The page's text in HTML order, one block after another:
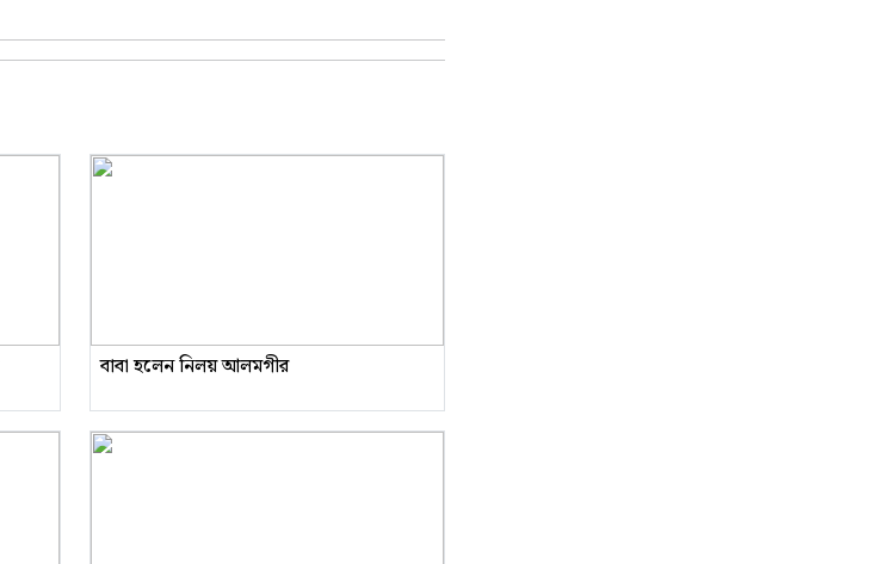
বাবা হলেন নিলয় আলমগীর